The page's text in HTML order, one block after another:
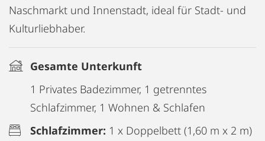
Naschmarkt und Innenstadt, ideal für Stadt- und
Kulturliebhaber.
Gesamte Unterkunft
1 Privates Badezimmer, 1 getrenntes
Schlafzimmer, 1 Wohnen & Schlafen
Schlafzimmer: 1 x Doppelbett (1,60 m x 2 m)